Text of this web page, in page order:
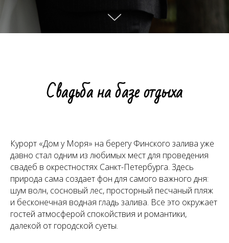
Свадьба на базе отдыха
Курорт «Дом у Моря» на берегу Финского залива уже
давно стал одним из любимых мест для проведения
свадеб в окрестностях Санкт-Петербурга. Здесь
природа сама создает фон для самого важного дня:
шум волн, сосновый лес, просторный песчаный пляж
и бесконечная водная гладь залива. Все это окружает
гостей атмосферой спокойствия и романтики,
далекой от городской суеты.